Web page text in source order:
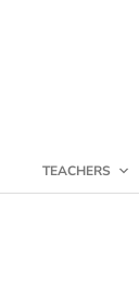
TEACHERS